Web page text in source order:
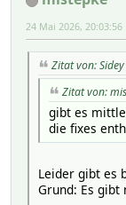
24 Mai 2026, 20:03:56
Zitat von:
Zitat von:
gibt es
die fixes
Leider gibt es
Grund: Es gibt